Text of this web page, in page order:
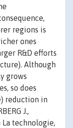
regions is
ones
R&D efforts
Although
grows
so does
reduction in
J.,
La technologie,